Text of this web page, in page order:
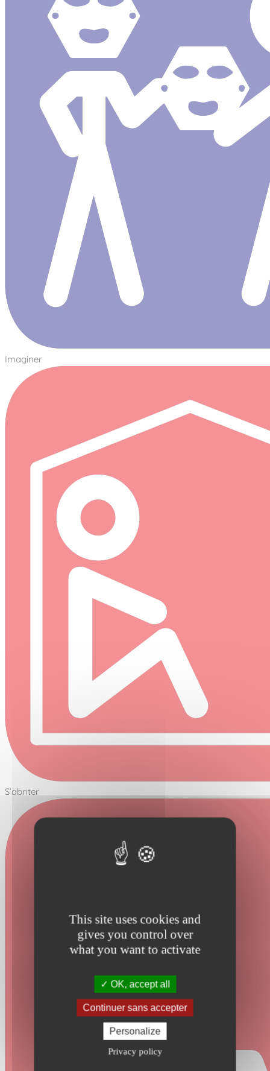
This site uses cookies and
gives you control over
what you want to activate
OK, accept all
Continuer sans accepter
Personalize
Privacy policy
Imaginer
S’abriter